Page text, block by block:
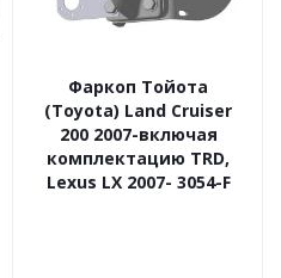
Фаркоп Тойота
(Toyota) Land Cruiser
200 2007-включая
комплектацию TRD,
Lexus LX 2007- 3054-F